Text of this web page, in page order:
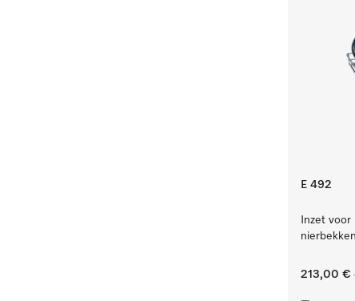
E 492
Inzet
213,00 €